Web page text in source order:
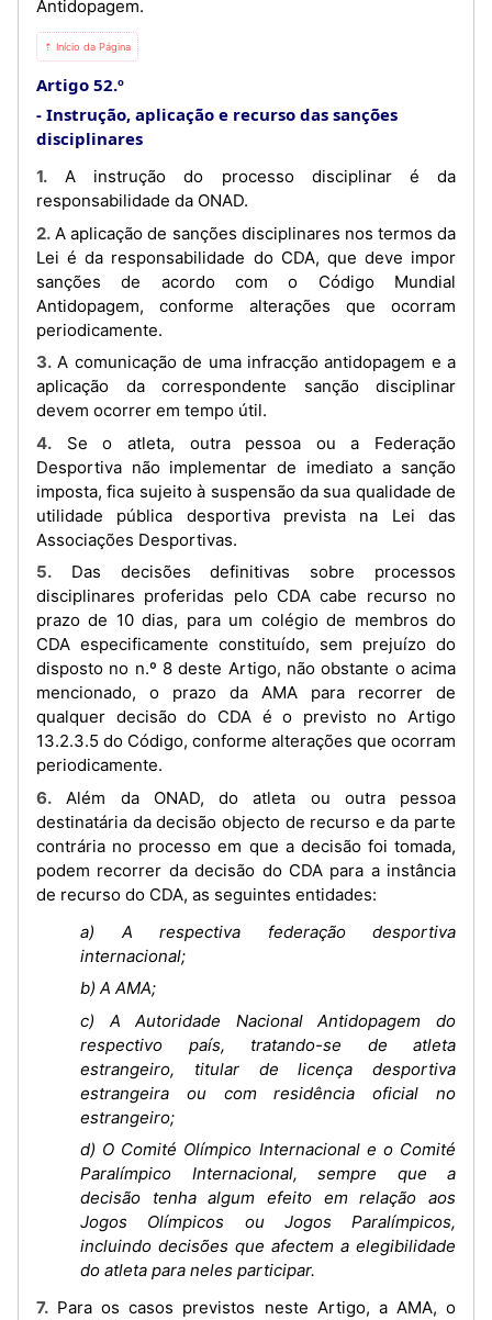
Antidopagem.
⇡ Início da Página
Artigo 52.º
Instrução, aplicação e recurso das sanções
disciplinares
1. A instrução do processo disciplinar é da
responsabilidade da ONAD.
2. A aplicação de sanções disciplinares nos termos da
Lei é da responsabilidade do CDA, que deve impor
sanções de acordo com o Código Mundial
Antidopagem, conforme alterações que ocorram
periodicamente.
3. A comunicação de uma infracção antidopagem e a
aplicação da correspondente sanção disciplinar
devem ocorrer em tempo útil.
4. Se o atleta, outra pessoa ou a Federação
Desportiva não implementar de imediato a sanção
imposta, fica sujeito à suspensão da sua qualidade de
utilidade pública desportiva prevista na Lei das
Associações Desportivas.
5. Das decisões definitivas sobre processos
disciplinares proferidas pelo CDA cabe recurso no
prazo de 10 dias, para um colégio de membros do
CDA especificamente constituído, sem prejuízo do
disposto no n.º 8 deste Artigo, não obstante o acima
mencionado, o prazo da AMA para recorrer de
qualquer decisão do CDA é o previsto no Artigo
13.2.3.5 do Código, conforme alterações que ocorram
periodicamente.
6. Além da ONAD, do atleta ou outra pessoa
destinatária da decisão objecto de recurso e da parte
contrária no processo em que a decisão foi tomada,
podem recorrer da decisão do CDA para a instância
de recurso do CDA, as seguintes entidades:
a) A respectiva federação desportiva
internacional;
b) A AMA;
c) A Autoridade Nacional Antidopagem do
respectivo país, tratando-se de atleta
estrangeiro, titular de licença desportiva
estrangeira ou com residência oficial no
estrangeiro;
d) O Comité Olímpico Internacional e o Comité
Paralímpico Internacional, sempre que a
decisão tenha algum efeito em relação aos
Jogos Olímpicos ou Jogos Paralímpicos,
incluindo decisões que afectem a elegibilidade
do atleta para neles participar.
7. Para os casos previstos neste Artigo, a AMA, o